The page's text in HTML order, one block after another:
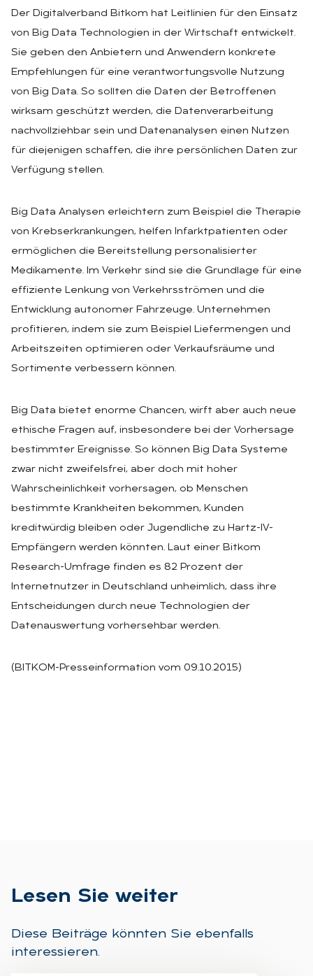
Der Digitalverband Bitkom hat Leitlinien für den Einsatz
von Big Data Technologien in der Wirtschaft entwickelt.
Sie geben den Anbietern und Anwendern konkrete
Empfehlungen für eine verantwortungsvolle Nutzung
von Big Data. So sollten die Daten der Betroffenen
wirksam geschützt werden, die Datenverarbeitung
nachvollziehbar sein und Datenanalysen einen Nutzen
für diejenigen schaffen, die ihre persönlichen Daten zur
Verfügung stellen.
Big Data Analysen erleichtern zum Beispiel die Therapie
von Krebserkrankungen, helfen Infarktpatienten oder
ermöglichen die Bereitstellung personalisierter
Medikamente. Im Verkehr sind sie die Grundlage für eine
effiziente Lenkung von Verkehrsströmen und die
Entwicklung autonomer Fahrzeuge. Unternehmen
profitieren, indem sie zum Beispiel Liefermengen und
Arbeitszeiten optimieren oder Verkaufsräume und
Sortimente verbessern können.
Big Data bietet enorme Chancen, wirft aber auch neue
ethische Fragen auf, insbesondere bei der Vorhersage
bestimmter Ereignisse. So können Big Data Systeme
zwar nicht zweifelsfrei, aber doch mit hoher
Wahrscheinlichkeit vorhersagen, ob Menschen
bestimmte Krankheiten bekommen, Kunden
kreditwürdig bleiben oder Jugendliche zu Hartz-IV-
Empfängern werden könnten. Laut einer Bitkom
Research-Umfrage finden es 82 Prozent der
Internetnutzer in Deutschland unheimlich, dass ihre
Entscheidungen durch neue Technologien der
Datenauswertung vorhersehbar werden.
(BITKOM-Presseinformation vom 09.10.2015)
Le­sen Sie wei­ter
Diese Beiträge könnten Sie ebenfalls
interessieren.